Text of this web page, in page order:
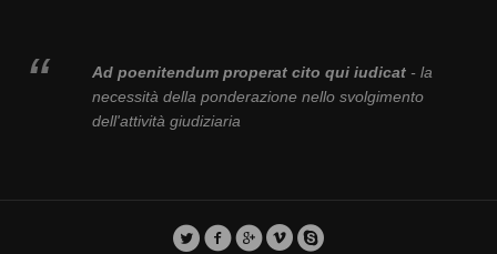
Ad poenitendum properat cito qui iudicat- la
necessità della ponderazione nello svolgimento
dell'attività giudiziaria